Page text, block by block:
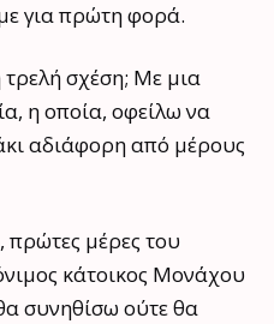
για πρώτη φορά.
σχέση; Με μια
η οποία, οφείλω να
αδιάφορη από μέρους
πρώτες μέρες του
κάτοικος Μονάχου
συνηθίσω ούτε θα